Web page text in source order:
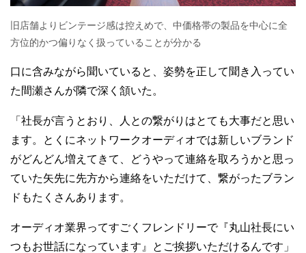
旧店舗よりビンテージ感は控えめで、中価格帯の製品を中心に全
方位的かつ偏りなく扱っていることが分かる
口に含みながら聞いていると、姿勢を正して聞き入ってい
た間瀬さんが隣で深く頷いた。
「社長が言うとおり、人との繋がりはとても大事だと思い
ます。とくにネットワークオーディオでは新しいブランド
がどんどん増えてきて、どうやって連絡を取ろうかと思っ
ていた矢先に先方から連絡をいただけて、繋がったブラン
ドもたくさんあります。
オーディオ業界ってすごくフレンドリーで『丸山社長にい
つもお世話になっています』とご挨拶いただけるんです」